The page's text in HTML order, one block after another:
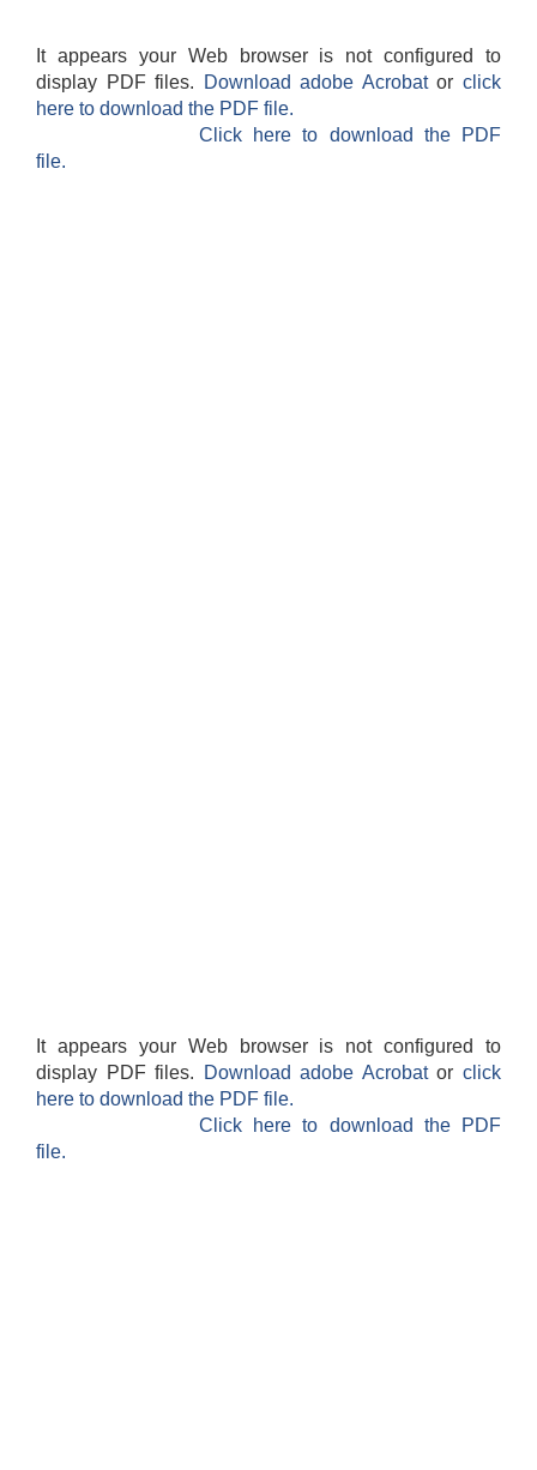
It appears your Web browser is not configured to
display PDF files.
Download adobe Acrobatorclick
here to download the PDF file.
Click here to download the PDF
file.
It appears your Web browser is not configured to
display PDF files.
Download adobe Acrobatorclick
here to download the PDF file.
Click here to download the PDF
file.